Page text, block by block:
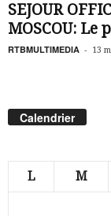
SEJOUR
MOSCOU: Le
RTBMULTIMEDIA - 13
Calendrier
L M